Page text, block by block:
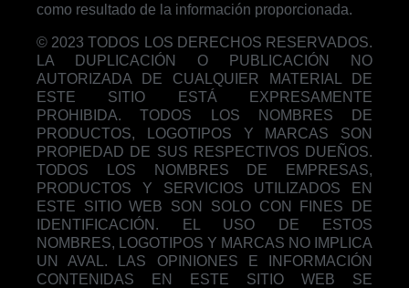
como resultado de la información proporcionada.
© 2023 TODOS LOS DERECHOS RESERVADOS.
LA DUPLICACIÓN O PUBLICACIÓN NO
AUTORIZADA DE CUALQUIER MATERIAL DE
ESTE SITIO ESTÁ EXPRESAMENTE
PROHIBIDA. TODOS LOS NOMBRES DE
PRODUCTOS, LOGOTIPOS Y MARCAS SON
PROPIEDAD DE SUS RESPECTIVOS DUEÑOS.
TODOS LOS NOMBRES DE EMPRESAS,
PRODUCTOS Y SERVICIOS UTILIZADOS EN
ESTE SITIO WEB SON SOLO CON FINES DE
IDENTIFICACIÓN. EL USO DE ESTOS
NOMBRES, LOGOTIPOS Y MARCAS NO IMPLICA
UN AVAL. LAS OPINIONES E INFORMACIÓN
CONTENIDAS EN ESTE SITIO WEB SE